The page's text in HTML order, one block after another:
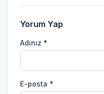
Yorum Yap
Adınız *
E-posta *